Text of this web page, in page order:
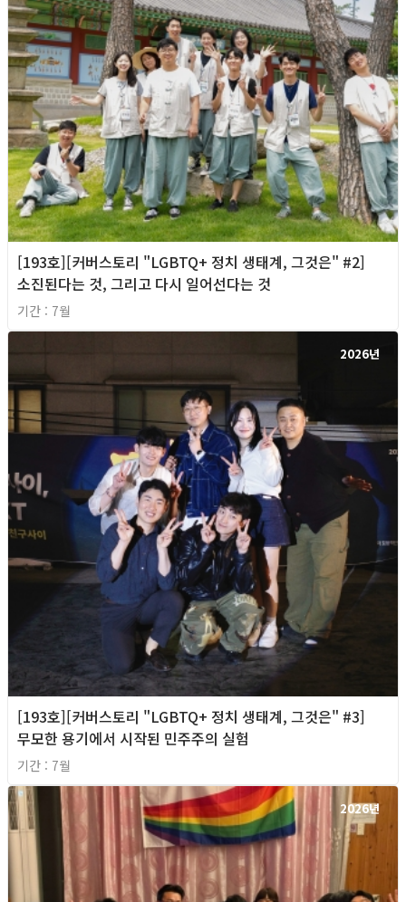
[193호][커버스토리 "LGBTQ+ 정치 생태계, 그것은" #2]
소진된다는 것, 그리고 다시 일어선다는 것
기간 : 7월
2026년
[193호][커버스토리 "LGBTQ+ 정치 생태계, 그것은" #3]
무모한 용기에서 시작된 민주주의 실험
기간 : 7월
2026년